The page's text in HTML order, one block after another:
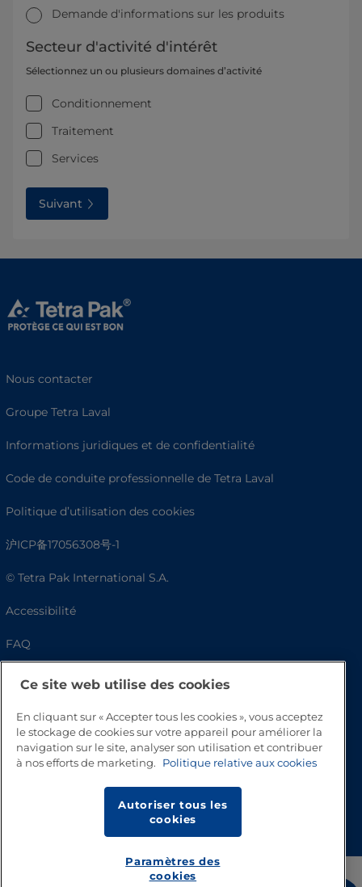
Demande d'informations sur les produits
Secteur d'activité d'intérêt
Sélectionnez un ou plusieurs domaines d’activité
Conditionnement
Traitement
Services
Suivant
Nous contacter
Groupe Tetra Laval
Informations juridiques et de confidentialité
Code de conduite professionnelle de Tetra Laval
Politique d’utilisation des cookies
沪ICP备17056308号-1
© Tetra Pak International S.A.
Accessibilité
FAQ
Ce site web utilise des cookies
En cliquant sur « Accepter tous les cookies », vous acceptez
le stockage de cookies sur votre appareil pour améliorer la
navigation sur le site, analyser son utilisation et contribuer
à nos efforts de marketing.
Politique relative aux cookies
Autoriser tous les
cookies
Paramètres des
cookies